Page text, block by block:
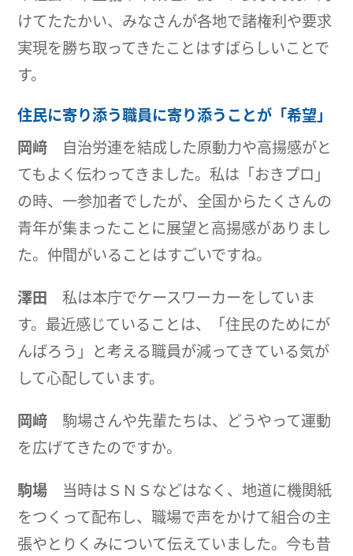
けてたたかい、みなさんが各地で諸権利や要求
実現を勝ち取ってきたことはすばらしいことで
す。
住民に寄り添う職員に寄り添うことが「希望」
岡﨑 自治労連を結成した原動力や高揚感がと
てもよく伝わってきました。私は「おきプロ」
の時、一参加者でしたが、全国からたくさんの
青年が集まったことに展望と高揚感がありまし
た。仲間がいることはすごいですね。
澤田 私は本庁でケースワーカーをしていま
す。最近感じていることは、「住民のためにが
んばろう」と考える職員が減ってきている気が
して心配しています。
岡﨑 駒場さんや先輩たちは、どうやって運動
を広げてきたのですか。
駒場 当時はＳＮＳなどはなく、地道に機関紙
をつくって配布し、職場で声をかけて組合の主
張やとりくみについて伝えていました。今も昔